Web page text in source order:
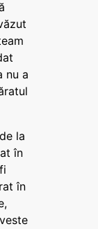
nu a
la
în
în